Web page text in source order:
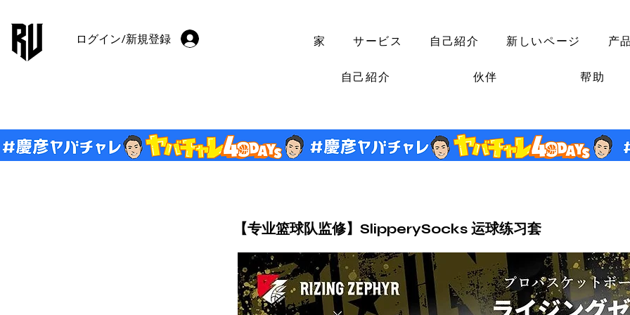
ログイン/新規登録 家 サービス 自己紹介 新しいページ 产
自己紹介 伙伴 帮助
【专业篮球队监修】SlipperySocks 运球练习套